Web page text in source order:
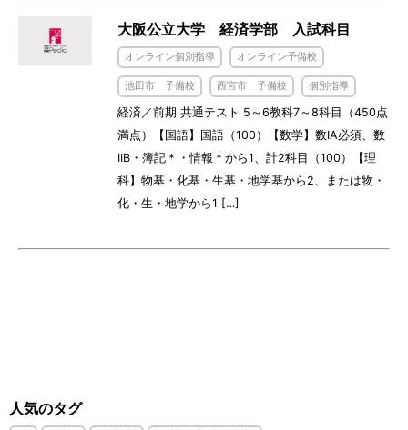
大阪公立大学 経済学部 入試科目
オンライン個別指導 オンライン予備校
池田市 予備校 西宮市 予備校 個別指導
経済／前期 共通テスト 5～6教科7～8科目（450点
満点）【国語】国語（100）【数学】数IA必須、数
IIB・簿記＊・情報＊から1、計2科目（100）【理
科】物基・化基・生基・地学基から2、または物・
化・生・地学から1 […]
人気のタグ